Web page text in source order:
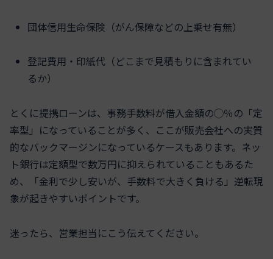
団体信用生命保険（がん保障などの上乗せ有無）
登記費用・印紙代（どこまで見積もりに含まれてい
るか）
とくに提携ローンは、事務手数料が借入金額の◯％の「定
率型」になっていることが多く、ここが販売会社への実質
的なバックマージンになっているケースもあります。ネッ
ト銀行は定額型で数万円に抑えられていることもあるた
め、「金利で少し安いが、手数料で大きく負ける」逆転現
象が起きやすいポイントです。
迷ったら、営業担当にこう伝えてください。